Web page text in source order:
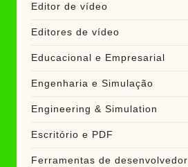
Editor de vídeo
Editores de vídeo
Educacional e Empresarial
Engenharia e Simulação
Engineering & Simulation
Escritório e PDF
Ferramentas de desenvolvedor